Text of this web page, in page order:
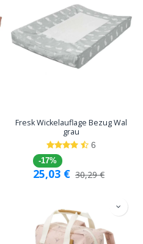
Fresk Wickelauflage Bezug Wal
grau
6
-17%
25,03 € 30,29€